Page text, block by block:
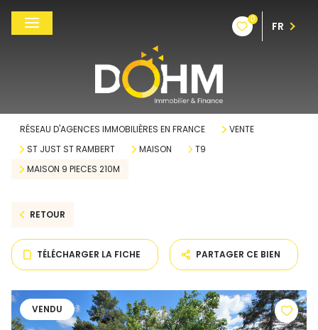
0
FR
RÉSEAU D'AGENCES IMMOBILIÈRES EN FRANCE
VENTE
ST JUST ST RAMBERT
MAISON
T9
MAISON 9 PIECES 210M
RETOUR
TÉLÉCHARGER LA FICHE PARTAGER CE BIEN
VENDU